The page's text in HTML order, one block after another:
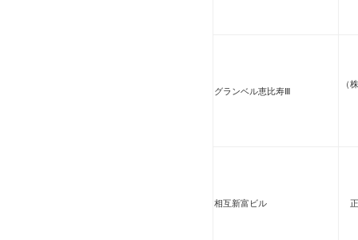
グランベル恵比寿Ⅲ
（
相互新富ビル